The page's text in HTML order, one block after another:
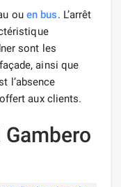
ou en bus. L’arrêt
sont les
ainsi que
l’absence
aux clients.